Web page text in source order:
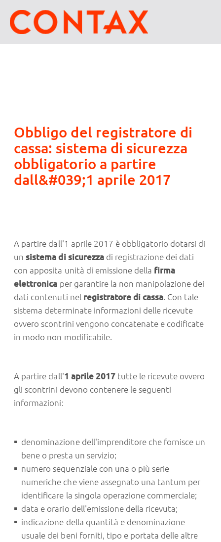
Obbligo del registratore di
cassa: sistema di sicurezza
obbligatorio a partire
dall&#039;1 aprile 2017
A partire dall'1 aprile 2017 è obbligatorio dotarsi di
unsistema di sicurezzadi registrazione dei dati
con apposita unità di emissione della firma
elettronica per garantire la non manipolazione dei
dati contenuti nel registratore di cassa. Con tale
sistema determinate informazioni delle ricevute
ovvero scontrini vengono concatenate e codificate
in modo non modificabile.
A partire dall'1 aprile 2017tutte le ricevute ovvero
gli scontrini devono contenere le seguenti
informazioni:
denominazione dell'imprenditore che fornisce un
bene o presta un servizio;
numero sequenziale con una o più serie
numeriche che viene assegnato una tantum per
identificare la singola operazione commerciale;
data e orario dell'emissione della ricevuta;
indicazione della quantità e denominazione
usuale dei beni forniti, tipo e portata delle altre